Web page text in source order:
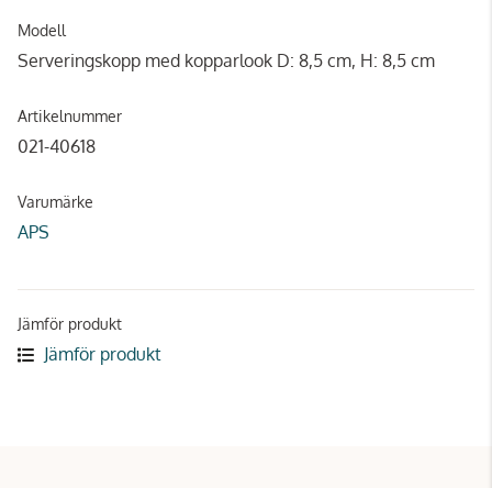
Modell
Serveringskopp med kopparlook D: 8,5 cm, H: 8,5 cm
Artikelnummer
021-40618
Varumärke
APS
Jämför produkt
Jämför produkt